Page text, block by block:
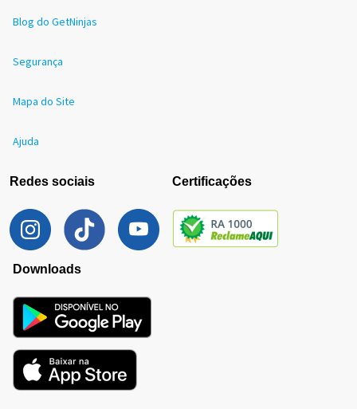
Blog do GetNinjas
Segurança
Mapa do Site
Ajuda
Redes sociais Certificações
Downloads